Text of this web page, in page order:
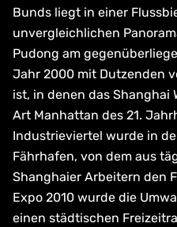
Bunds liegt in einer
unvergleichlichen
Pudong am
Jahr 2000 mit Dutzenden
ist, in denen das Shanghai
Art Manhattan des 21.
Industrieviertel wurde in
Fährhafen, von dem aus
Shanghaier Arbeitern den
Expo 2010 wurde die
einen städtischen